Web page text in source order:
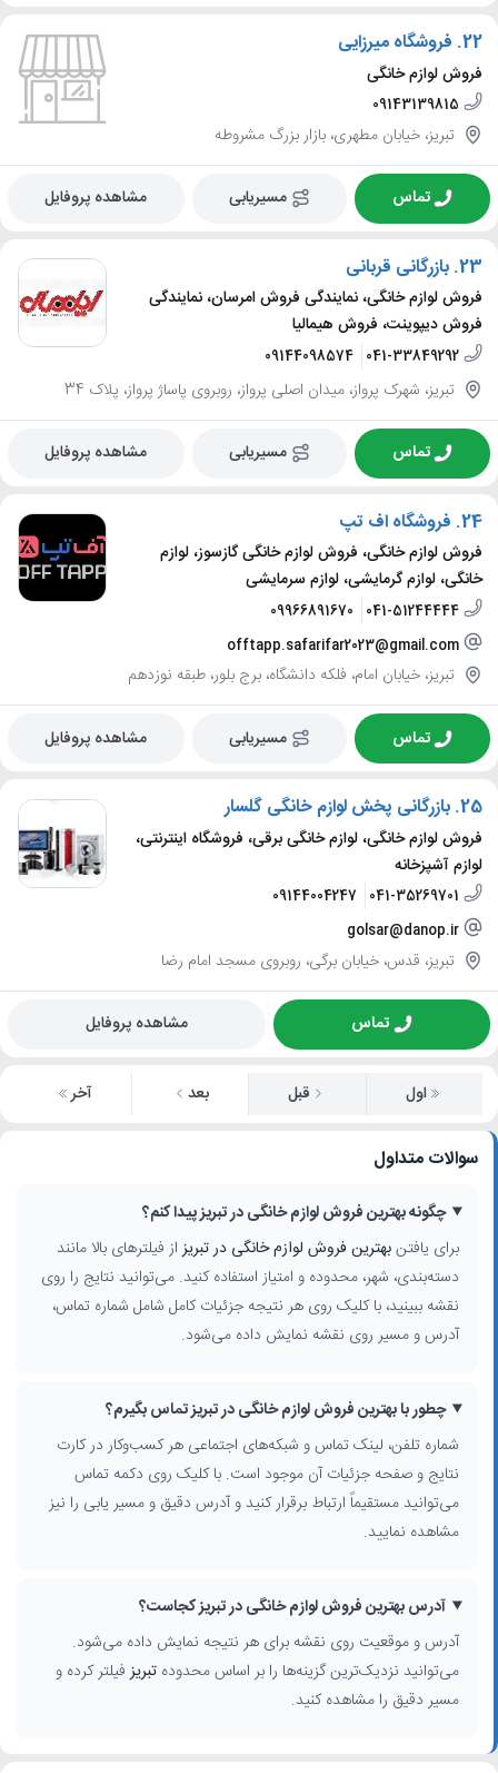
22. فروشگاه میرزایی
فروش لوازم خانگی
09143139815
تبریز، خیابان مطهری، بازار بزرگ مشروطه
تماس مسیریابی مشاهده پروفایل
23. بازرگانی قربانی
فروش لوازم خانگی، نمایندگی فروش امرسان، نمایندگی
فروش دیپوینت، فروش هیمالیا
041-33849292
09144098574
تبریز، شهرک پرواز، میدان اصلی پرواز، روبروی پاساژ پرواز، پلاک 34
تماس مسیریابی مشاهده پروفایل
24. فروشگاه اف تپ
فروش لوازم خانگی، فروش لوازم خانگی گازسوز، لوازم
خانگی، لوازم گرمایشی، لوازم سرمایشی
041-51244444
09966891670
offtapp.safarifar2023@gmail.com
تبریز، خیابان امام، فلکه دانشگاه، برج بلور، طبقه نوزدهم
تماس مسیریابی مشاهده پروفایل
25. بازرگانی پخش لوازم خانگی گلسار
فروش لوازم خانگی، لوازم خانگی برقی، فروشگاه اینترنتی،
لوازم آشپزخانه
041-35269701
09144004247
golsar@danop.ir
تبریز، قدس، خیابان برگی، روبروی مسجد امام رضا
تماس مشاهده پروفایل
اول قبل بعد آخر
سوالات متداول
چگونه بهترین فروش لوازم خانگی در تبریز پیدا کنم؟
برای یافتنبهترین فروش لوازم خانگی در تبریزاز فیلترهای بالا مانند
دسته‌بندی، شهر، محدوده و امتیاز استفاده کنید. می‌توانید نتایج را روی
نقشه ببینید، با کلیک روی هر نتیجه جزئیات کامل شامل شماره تماس،
آدرس و مسیر روی نقشه نمایش داده می‌شود.
چطور با بهترین فروش لوازم خانگی در تبریز تماس بگیرم؟
شماره تلفن، لینک تماس و شبکه‌های اجتماعی هر کسب‌وکار در کارت
نتایج و صفحه جزئیات آن موجود است. با کلیک روی دکمه تماس
می‌توانید مستقیماً ارتباط برقرار کنید و آدرس دقیق و مسیر یابی را نیز
مشاهده نمایید.
آدرس بهترین فروش لوازم خانگی در تبریز کجاست؟
آدرس و موقعیت روی نقشه برای هر نتیجه نمایش داده می‌شود.
می‌توانید نزدیک‌ترین گزینه‌ها را بر اساس محدودهتبریزفیلتر کرده و
مسیر دقیق را مشاهده کنید.